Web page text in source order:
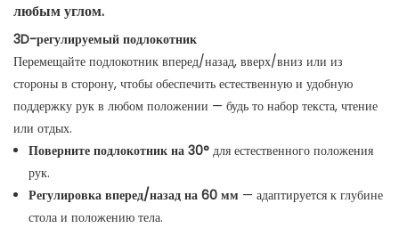
любым углом.
3D-регулируемый подлокотник
Перемещайте подлокотник вперед/назад, вверх/вниз или из
стороны в сторону, чтобы обеспечить естественную и удобную
поддержку рук в любом положении — будь то набор текста, чтение
или отдых.
Поверните подлокотник на 30°для естественного положения
рук.
Регулировка вперед/назад на 60 мм — адаптируется к глубине
стола и положению тела.